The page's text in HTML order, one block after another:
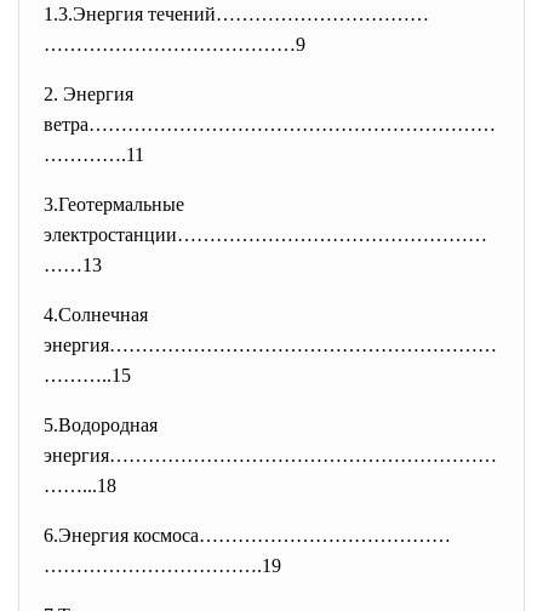
1.3.Энергия течений……………………………
…………………………………9
2. Энергия
ветра………………………………………………………
………….11
3.Геотермальные
электростанции…………………………………………
……13
4.Солнечная
энергия……………………………………………………
………..15
5.Водородная
энергия……………………………………………………
……...18
6.Энергия космоса…………………………………
…………………………….19